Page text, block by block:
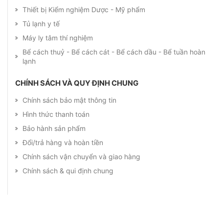
Thiết bị Kiểm nghiệm Dược - Mỹ phẩm
Tủ lạnh y tế
Máy ly tâm thí nghiệm
Bể cách thuỷ - Bể cách cát - Bể cách dầu - Bể tuần hoàn
lạnh
CHÍNH SÁCH VÀ QUY ĐỊNH CHUNG
Chính sách bảo mật thông tin
Hình thức thanh toán
Bảo hành sản phẩm
Đổi/trả hàng và hoàn tiền
Chính sách vận chuyển và giao hàng
Chính sách & qui định chung